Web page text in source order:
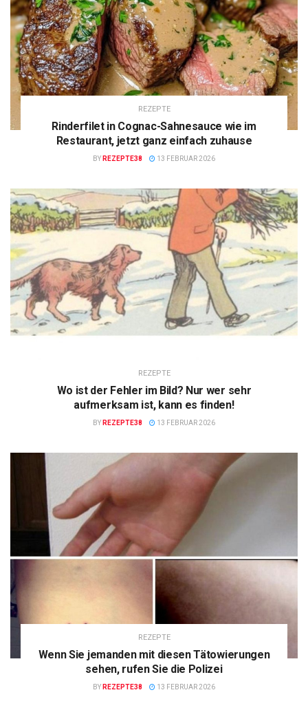
REZEPTE
Rinderfilet in Cognac-Sahnesauce wie im
Restaurant, jetzt ganz einfach zuhause
BY REZEPTE38 13 FEBRUAR 2026
REZEPTE
Wo ist der Fehler im Bild? Nur wer sehr
aufmerksam ist, kann es finden!
BY REZEPTE38 13 FEBRUAR 2026
REZEPTE
Wenn Sie jemanden mit diesen Tätowierungen
sehen, rufen Sie die Polizei
BY REZEPTE38 13 FEBRUAR 2026